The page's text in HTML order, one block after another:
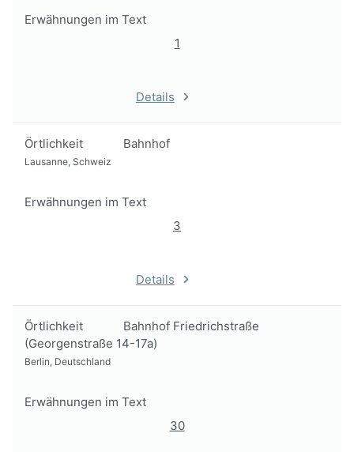
Erwähnungen im Text
1
Details
Örtlichkeit Bahnhof
Lausanne, Schweiz
Erwähnungen im Text
3
Details
Örtlichkeit
Bahnhof Friedrichstraße
(Georgenstraße 14-17a)
Berlin, Deutschland
Erwähnungen im Text
30